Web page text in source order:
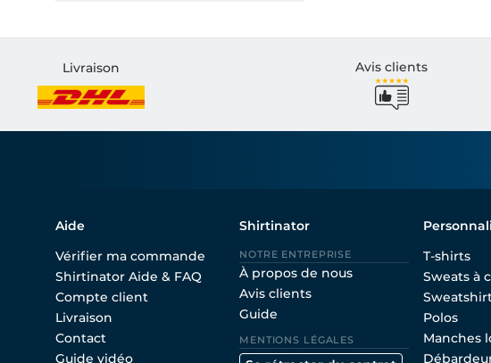
Livraison Avis clients
Aide
Vérifier ma commande
Shirtinator Aide & FAQ
Compte client
Livraison
Contact
Guide vidéo
Shirtinator
NOTRE ENTREPRISE
À propos de nous
Avis clients
Guide
MENTIONS LÉGALES
T-shirts
Sweats à
Polos
Manches